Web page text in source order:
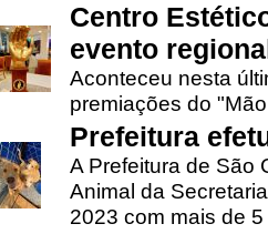
Centro
evento
Aconteceu nesta
premiações do
Prefeitura
A Prefeitura de São
Animal da
2023 com mais de 5